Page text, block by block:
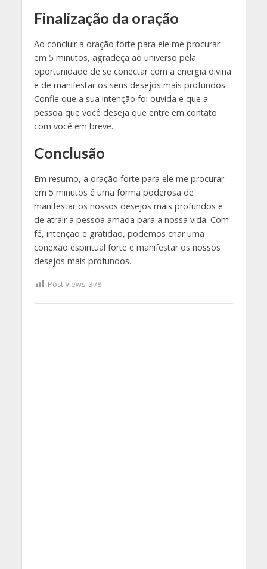
Finalização da oração
Ao concluir a oração forte para ele me procurar
em 5 minutos, agradeça ao universo pela
oportunidade de se conectar com a energia divina
e de manifestar os seus desejos mais profundos.
Confie que a sua intenção foi ouvida e que a
pessoa que você deseja que entre em contato
com você em breve.
Conclusão
Em resumo, a oração forte para ele me procurar
em 5 minutos é uma forma poderosa de
manifestar os nossos desejos mais profundos e
de atrair a pessoa amada para a nossa vida. Com
fé, intenção e gratidão, podemos criar uma
conexão espiritual forte e manifestar os nossos
desejos mais profundos.
Post Views: 378